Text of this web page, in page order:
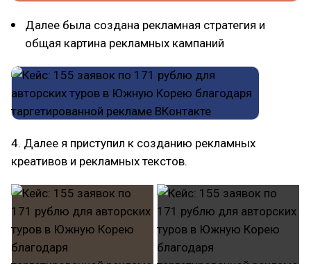
Далее была создана рекламная стратегия и
общая картина рекламных кампаний
4. Далее я приступил к созданию рекламных
креативов и рекламных текстов.